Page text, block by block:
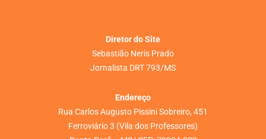
Diretor do Site
Sebastião Neris Prado
Jornalista DRT 793/MS
Endereço
Rua Carlos Augusto Pissini Sobreiro, 451
Ferroviário 3 (Vila dos Professores)